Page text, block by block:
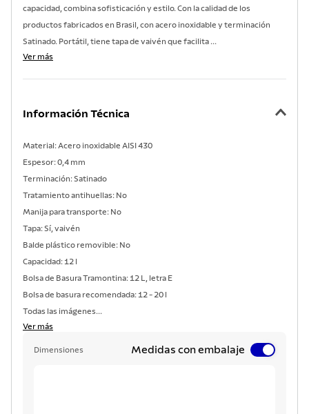
capacidad, combina sofisticación y estilo. Con la calidad de los
productos fabricados en Brasil, con acero inoxidable y terminación
Satinado. Portátil, tiene tapa de vaivén que facilita ...
Ver más
Información Técnica
Material: Acero inoxidable AISI 430
Espesor: 0,4 mm
Terminación: Satinado
Tratamiento antihuellas: No
Manija para transporte: No
Tapa: Sí, vaivén
Balde plástico removible: No
Capacidad: 12 l
Bolsa de Basura Tramontina: 12 L, letra E
Bolsa de basura recomendada: 12 - 20 l
Todas las imágenes...
Ver más
Dimensiones Medidas con embalaje